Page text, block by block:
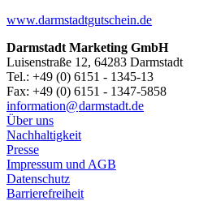
www.darmstadtgutschein.de
Darmstadt Marketing GmbH
Luisenstraße 12, 64283 Darmstadt
Tel.: +49 (0) 6151 - 1345-13
Fax: +49 (0) 6151 - 1347-5858
information@darmstadt.de
Über uns
Nachhaltigkeit
Presse
Impressum und AGB
Datenschutz
Barrierefreiheit